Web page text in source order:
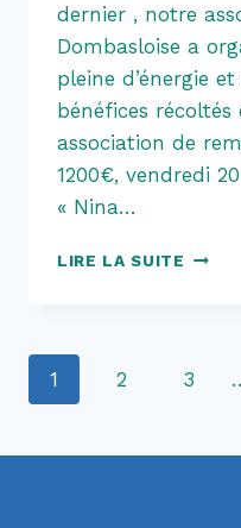
dernier , notre
Dombasloise a
pleine d’énergie
bénéfices
association de
1200€, vendredi
« Nina…
LIRE LA SUITE UNE
!
Navigation
1 2 3